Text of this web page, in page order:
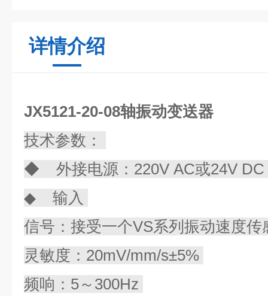
详情介绍
JX5121-20-08轴振动变送器
技术参数：
◆ 外接电源：220V AC或24V DC
◆ 输入
信号：接受一个VS系列振动速度
灵敏度：20mV/mm/s±5%
频响：5～300Hz